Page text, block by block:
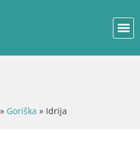
» Goriška » Idrija